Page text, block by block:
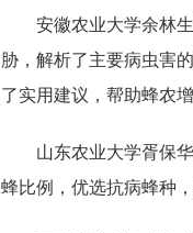
安徽农业大学余林
胁，解析了主要病虫害
了实用建议，帮助蜂农
山东农业大学胥保
蜂比例，优选抗病蜂种